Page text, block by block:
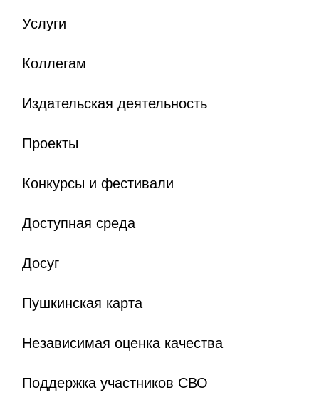
Услуги
Коллегам
Издательская деятельность
Проекты
Конкурсы и фестивали
Доступная среда
Досуг
Пушкинская карта
Независимая оценка качества
Поддержка участников СВО